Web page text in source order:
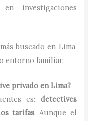
investigaciones
buscado en Lima,
entorno familiar.
privado en Lima?
es: detectives
tarifas. Aunque el